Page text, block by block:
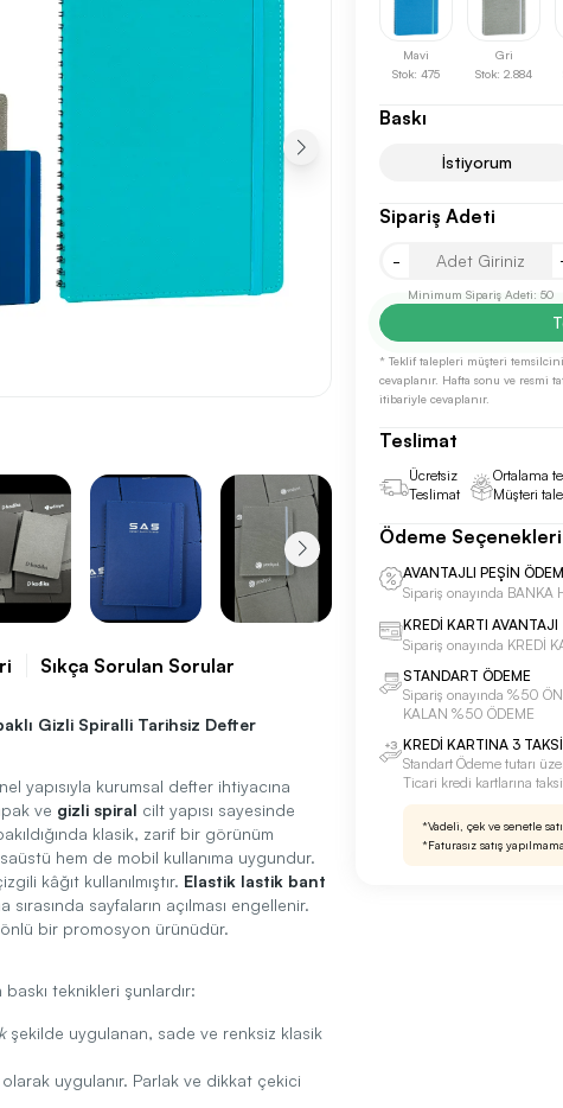
Sonraki Adıma İlerle
Sıkça Sorulan Sorular
Gizli Spiralli Tarihsiz Defter
yapısıyla kurumsal defter ihtiyacına
ve gizli spiral cilt yapısı sayesinde
klasik, zarif bir görünüm
hem de mobil kullanıma uygundur.
kâğıt kullanılmıştır. Elastik lastik bant
sayfaların açılması engellenir.
bir promosyon ürünüdür.
teknikleri şunlardır:
şekilde uygulanan, sade ve renksiz klasik
uygulanır. Parlak ve dikkat çekici
Mavi
Stok: 475
Gri
Stok: 2.884
Baskı
İstiyorum
Sipariş Adeti
-
Minimum Sipariş Adeti: 50
* Teklif talepleri müşteri
cevaplanır. Hafta sonu ve
itibariyle cevaplanır.
Teslimat
Ücretsiz
Teslimat
Ortalama
Müşteri
Ödeme Seçenekleri
AVANTAJLI PEŞİN
Sipariş onayında BANKA
KREDİ KARTI AVANTAJI
Sipariş onayında KREDİ
STANDART ÖDEME
Sipariş onayında %50
KALAN %50 ÖDEME
KREDİ KARTINA 3
Standart Ödeme tutarı
Ticari kredi kartlarına
*Vadeli, çek ve senetle
*Faturasız satış